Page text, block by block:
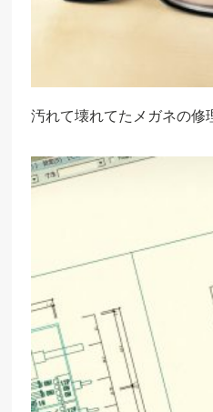
汚れて壊れてたメガネの修